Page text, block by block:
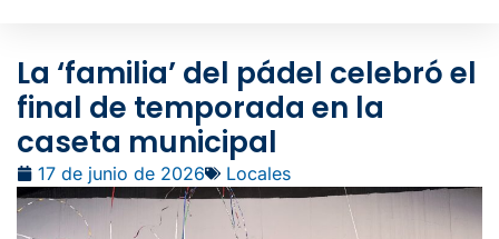
La ‘familia’ del pádel celebró el
final de temporada en la
caseta municipal
17 de junio de 2026 Locales